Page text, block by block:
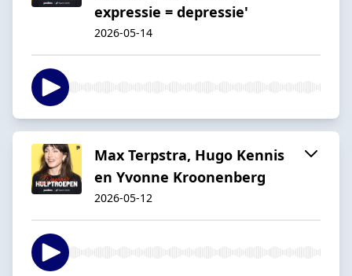
expressie = depressie'
2026-05-14
Max Terpstra, Hugo Kennis
en Yvonne Kroonenberg
2026-05-12